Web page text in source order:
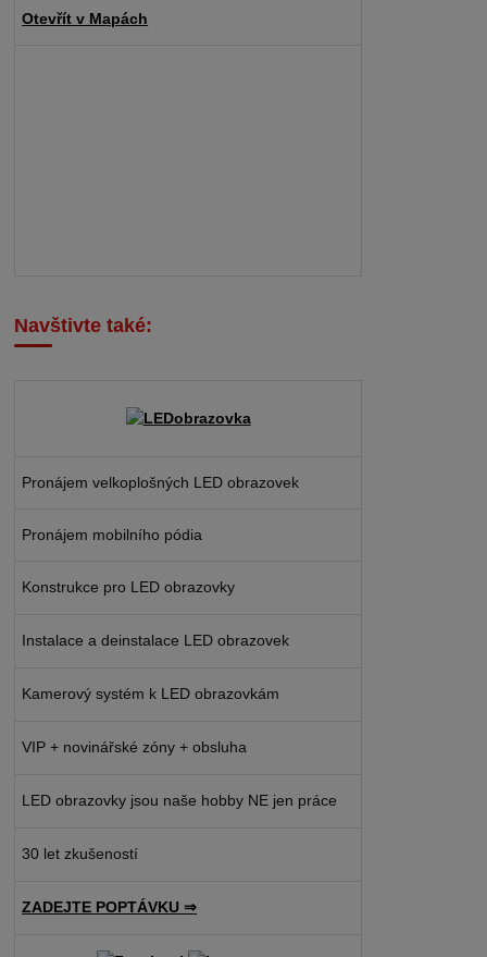
Otevřít v Mapách
Navštivte také:
Pronájem velkoplošných LED obrazovek
Pronájem mobilního pódia
Konstrukce pro LED obrazovky
Instalace a deinstalace LED obrazovek
Kamerový systém k LED obrazovkám
VIP + novinářské zóny + obsluha
LED obrazovky jsou naše hobby NE jen práce
30 let zkušeností
ZADEJTE POPTÁVKU ⇒